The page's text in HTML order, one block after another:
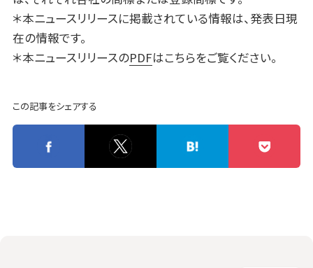
＊本ニュースリリースに掲載されている情報は、発表日現
在の情報です。
＊本ニュースリリースのPDFはこちらをご覧ください。
この記事をシェアする